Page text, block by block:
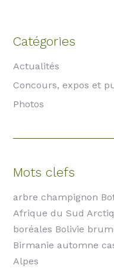
Catégories
Actualités
Concours, expos et
Photos
Mots clefs
arbre champignon
Afrique du Sud
boréales Bolivie
Birmanie automne
Alpes